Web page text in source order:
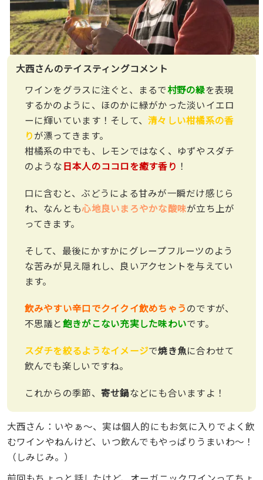
大西さんのテイスティングコメント
ワインをグラスに注ぐと、まるで村野の緑を表現
するかのように、ほのかに緑がかった淡いイエロ
ーに輝いています！そして、清々しい柑橘系の香
りが漂ってきます。
柑橘系の中でも、レモンではなく、ゆずやスダチ
のような日本人のココロを癒す香り ！
口に含むと、ぶどうによる甘みが一瞬だけ感じら
れ、なんとも心地良いまろやかな酸味が立ち上が
ってきます。
そして、最後にかすかにグレープフルーツのよう
な苦みが見え隠れし、良いアクセントを与えてい
ます。
飲みやすい辛口でクイクイ飲めちゃうのですが、
不思議と飽きがこない充実した味わいです。
スダチを絞るようなイメージで焼き魚に合わせて
飲んでも楽しいですね。
これからの季節、 寄せ鍋などにも合いますよ！
大西さん：いやぁ〜、実は個人的にもお気に入りでよく飲
むワインやねんけど、いつ飲んでもやっぱりうまいわ〜！
（しみじみ。）